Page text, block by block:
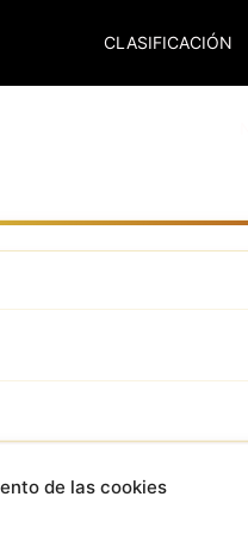
de las cookies
CLASIFICACIÓN